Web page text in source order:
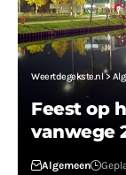
Weertdegekste.nl>
Feest op
vanwege
Algemeen